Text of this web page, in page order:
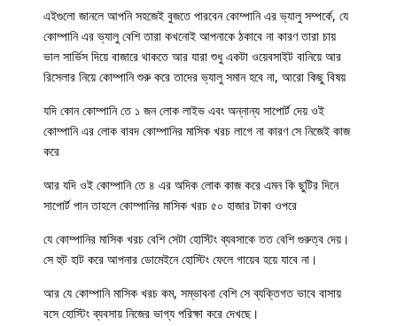
এইগুলো জানলে আপনি সহজেই বুজতে পারবেন কোম্পানি এর ভ্যালু সম্পর্কে, যে
কোম্পানি এর ভ্যালু বেশি তারা কখনোই আপনাকে ঠকাবে না কারণ তারা চায়
ভাল সার্ভিস দিয়ে বাজারে থাকতে আর যারা শুধু একটা ওয়েবসাইট বানিয়ে আর
রিসেলার নিয়ে কোম্পানি শুরু করে তাদের ভ্যালু সমান হবে না, আরো কিছু বিষয়
যদি কোন কোম্পানি তে ১ জন লোক লাইভ এবং অন্নান্য সাপোর্ট দেয় ওই
কোম্পানি এর লোক বাবদ কোম্পানির মাসিক খরচ লাগে না কারণ সে নিজেই কাজ
করে
আর যদি ওই কোম্পানি তে ৪ এর অদিক লোক কাজ করে এমন কি ছুটির দিনে
সাপোর্ট পান তাহলে কোম্পানির মাসিক খরচ ৫০ হাজার টাকা ওপরে
যে কোম্পানির মাসিক খরচ বেশি সেটা হোস্টিং ব্যবসাকে তত বেশি গুরুত্ব দেয়।
সে হুট হাট করে আপনার ডোমেইনে হোস্টিং ফেলে গায়েব হয়ে যাবে না।
আর যে কোম্পানি মাসিক খরচ কম, সম্ভাবনা বেশি সে ব্যক্তিগত ভাবে বাসায়
বসে হোস্টিং ব্যবসায় নিজের ভাগ্য পরিক্ষা করে দেখছে।